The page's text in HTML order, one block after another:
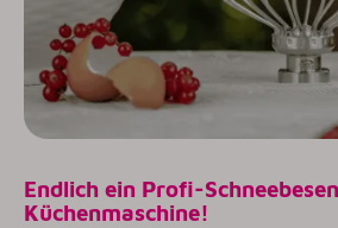
Endlich ein Profi-
Küchenmaschine!